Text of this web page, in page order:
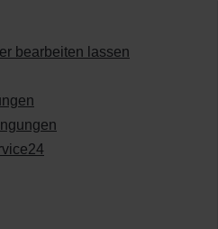
bearbeiten lassen